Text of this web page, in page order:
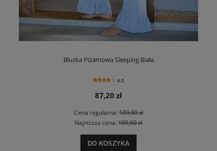
Bluzka Piżamowa Sleeping Biała
4.0
87,20 zł
Cena regularna:109,00 zł
Najniższa cena: 109,00 zł
DO KOSZYKA